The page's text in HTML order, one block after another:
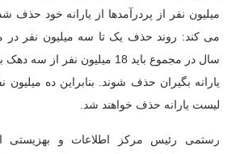
میلیون نفر از پردرآمدها از یارانه خود حذف
می کند: روند حذف یک تا سه میلیون نفر در
سال در مجموع باید 18 میلیون
یارانه بگیران حذف شوند. بنابراین ده میلیون
لیست یارانه حذف خواهند شد.
رستمی رئیس مرکز اطلاعات و بهزیستی